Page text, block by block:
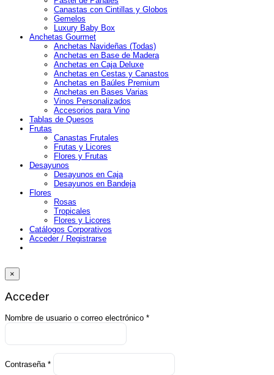
Canastas con Cintillas y Globos
Gemelos
Luxury Baby Box
Anchetas Gourmet
Anchetas Navideñas (Todas)
Anchetas en Base de Madera
Anchetas en Caja Deluxe
Anchetas en Cestas y Canastos
Anchetas en Baúles Premium
Anchetas en Bases Varias
Vinos Personalizados
Accesorios para Vino
Tablas de Quesos
Frutas
Canastas Frutales
Frutas y Licores
Flores y Frutas
Desayunos
Desayunos en Caja
Desayunos en Bandeja
Flores
Rosas
Tropicales
Flores y Licores
Catálogos Corporativos
Acceder / Registrarse
×
Acceder
Nombre de usuario o correo electrónico *Obligatorio
Contraseña *
Obligatorio